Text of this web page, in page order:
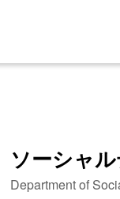
ソーシャ
Department of